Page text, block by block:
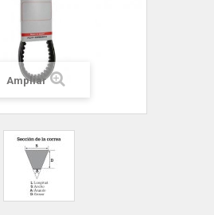
Ampliar